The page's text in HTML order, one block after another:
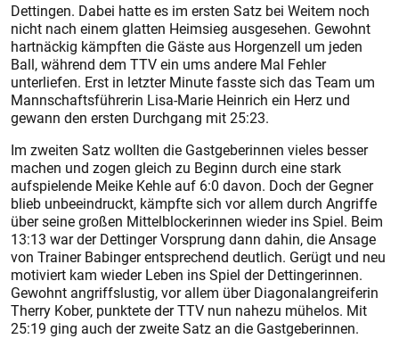
Dettingen. Dabei hatte es im ersten Satz bei Weitem noch
nicht nach einem glatten Heimsieg ausgesehen. Gewohnt
hartnäckig kämpften die Gäste aus Horgenzell um jeden
Ball, während dem TTV ein ums andere Mal Fehler
unterliefen. Erst in letzter Minute fasste sich das Team um
Mannschaftsführerin Lisa-Marie Heinrich ein Herz und
gewann den ersten Durchgang mit 25:23.
Im zweiten Satz wollten die Gastgeberinnen vieles besser
machen und zogen gleich zu Beginn durch eine stark
aufspielende Meike Kehle auf 6:0 davon. Doch der Gegner
blieb unbeeindruckt, kämpfte sich vor allem durch Angriffe
über seine großen Mittelblockerinnen wieder ins Spiel. Beim
13:13 war der Dettinger Vorsprung dann dahin, die Ansage
von Trainer Babinger entsprechend deutlich. Gerügt und neu
motiviert kam wieder Leben ins Spiel der Dettingerinnen.
Gewohnt angriffslustig, vor allem über Diagonalangreiferin
Therry Kober, punktete der TTV nun nahezu mühelos. Mit
25:19 ging auch der zweite Satz an die Gastgeberinnen.